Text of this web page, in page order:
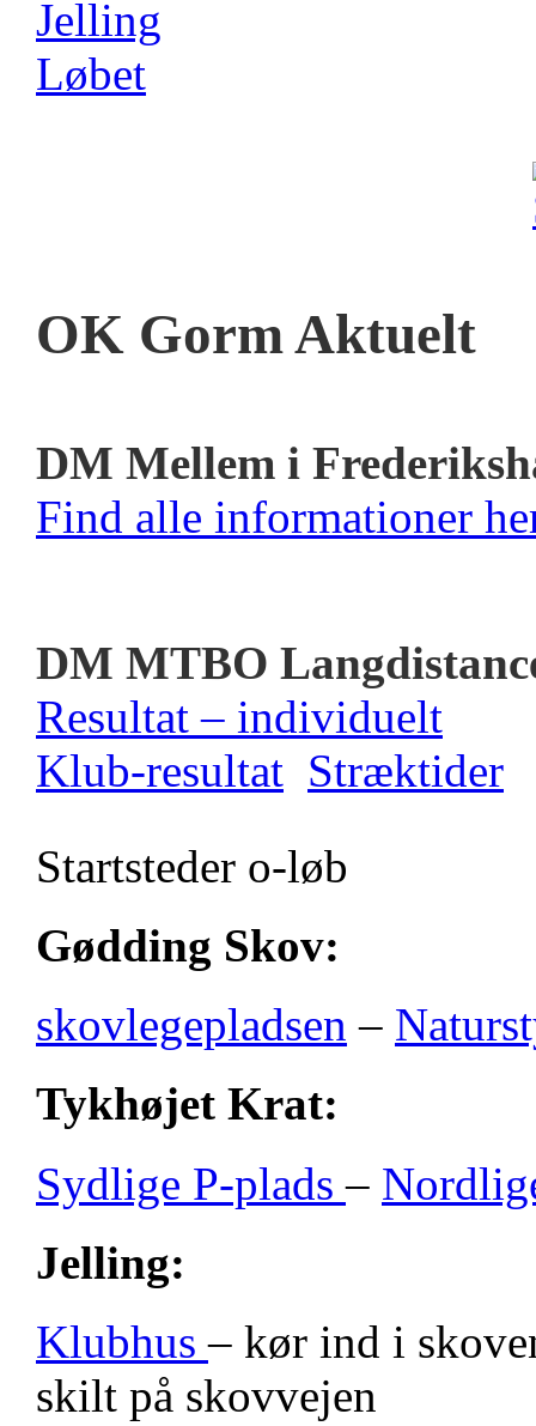
OK Gorm Aktuelt
DM Mellem i
Find alle informationer
DM MTBO
Resultat – individuelt
Klub-resultat Stræktider
Startsteder o-løb
Gødding Skov:
skovlegepladsen –
Tykhøjet Krat:
Sydlige P-plads–
Jelling:
Klubhus– kør ind i
skilt på skovvejen